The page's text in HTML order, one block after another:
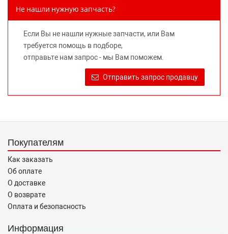
не вводит потребителя в заблуждение относительно
автомобилей и их производителей, не нарушает права
правообладателей указанных товарных знаков.
Требование предоставлять покупателю необходимую и
достоверную информацию о товаре, предлагаемом к
продаже, обеспечивающую возможность их правильного
выбора возложено на продавца (изготовителя) Законом
Не нашли нужную запчасть?
Если Вы не нашли нужные запчасти, или Вам
требуется помощь в подборе,
отправьте нам запрос - мы Вам поможем.
Отправить запрос продавцу
Покупателям
Как заказать
Об оплате
О доставке
О возврате
Оплата и безопасность
Информация